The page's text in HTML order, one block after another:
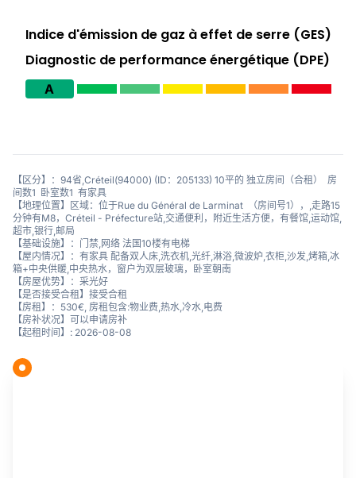
Indice d'émission de gaz à effet de serre (GES)
Diagnostic de performance énergétique (DPE)
A
【区分】：94省,Créteil(94000) (ID：205133) 10平的 独立房间（合租） 房
间数1 卧室数1 有家具
【地理位置】区域：位于Rue du Général de Larminat （房间号1），,走路15
分钟有M8，Créteil - Préfecture站,交通便利，附近生活方便，有餐馆,运动馆,
超市,银行,邮局
【基础设施】：门禁,网络 法国10楼有电梯
【屋内情况】：有家具 配备双人床,洗衣机,光纤,淋浴,微波炉,衣柜,沙发,烤箱,冰
箱+中央供暖,中央热水，窗户为双层玻璃，卧室朝南
【房屋优势】：采光好
【是否接受合租】接受合租
【房租】：530€, 房租包含:物业费,热水,冷水,电费
【房补状况】可以申请房补
【起租时间】: 2026-08-08